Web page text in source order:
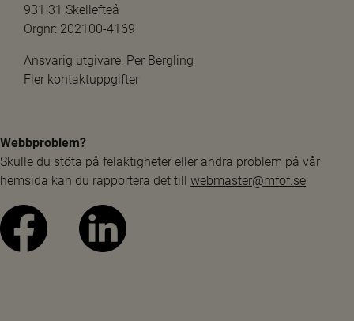
931 31 Skellefteå
Orgnr: 202100-4169
Ansvarig utgivare: Per Bergling
Fler kontaktuppgifter
Webbproblem?
Skulle du stöta på felaktigheter eller andra problem på vår
hemsida kan du rapportera det till webmaster@mfof.se